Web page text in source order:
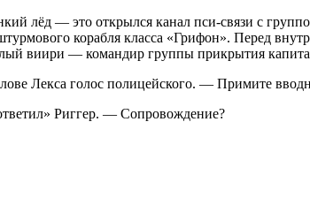
лёд — это открылся канал пси-связи с
корабля класса «Грифон». Перед
виири — командир группы прикрытия
Лекса голос полицейского. — Примите
Риггер. — Сопровождение?